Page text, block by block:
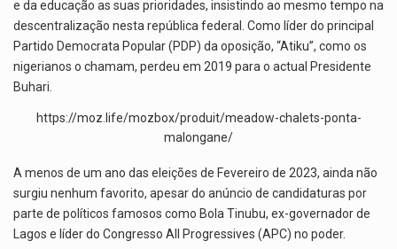
e da educação as suas prioridades, insistindo ao mesmo tempo na
descentralização nesta república federal. Como líder do principal
Partido Democrata Popular (PDP) da oposição, “Atiku”, como os
nigerianos o chamam, perdeu em 2019 para o actual Presidente
Buhari.
https://moz.life/mozbox/produit/meadow-chalets-ponta-
malongane/
A menos de um ano das eleições de Fevereiro de 2023, ainda não
surgiu nenhum favorito, apesar do anúncio de candidaturas por
parte de políticos famosos como Bola Tinubu, ex-governador de
Lagos e líder do Congresso All Progressives (APC) no poder.